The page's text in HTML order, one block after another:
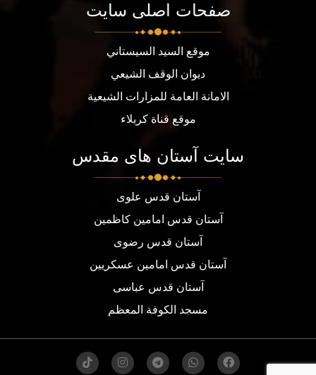
صفحات اصلی سایت
موقع السيد السيستاني
ديوان الوقف الشيعي
الامانة العامة للمزارات الشيعية
موقع قناة كربلاء
سایت آستان های مقدس
آستان قدس علوی
آستان قدس امامین کاظمین
آستان قدس رضوی
آستان قدس امامین عسکریین
آستان قدس عباسی
مسجد الكوفة المعظم